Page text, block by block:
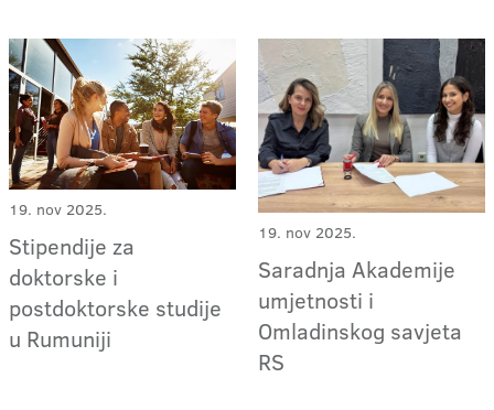
19. nov 2025.
Stipendije za
doktorske i
postdoktorske studije
u Rumuniji
19. nov 2025.
Saradnja Akademije
umjetnosti i
Omladinskog savjeta
RS